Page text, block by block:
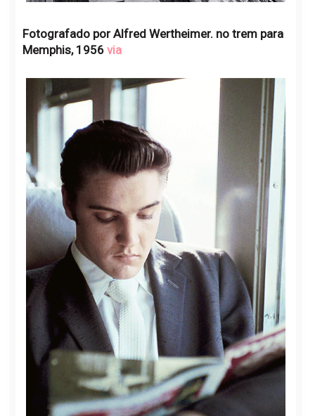
Fotografado por Alfred Wertheimer. no trem para
Memphis, 1956 via